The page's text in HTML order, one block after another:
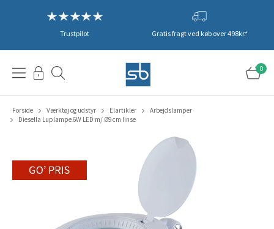
Trustpilot Gratis fragt ved køb over 498kr.*
0
Forside Værktøj og udstyr Elartikler
Arbejdslamper
Diesella Luplampe 6W LED m/ Ø9 cm linse